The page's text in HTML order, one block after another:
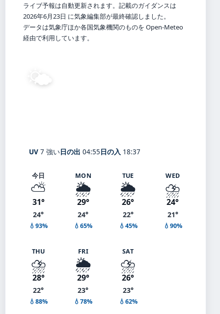
ライブ予報は自動更新されます。記載のガイダンスは
2026年6月23日 に気象編集部が最終確認しました。
データは気象庁ほか各国気象機関のものを Open-Meteo
経由で利用しています。
🌤️
UV 7 強い日の出 04:55日の入 18:37
今日
⛅
31°
24°
💧93%
MON
🌦️
29°
24°
💧65%
TUE
🌦️
26°
22°
💧45%
WED
⛈️
24°
21°
💧90%
THU
⛈️
28°
22°
💧88%
FRI
🌦️
29°
23°
💧78%
SAT
⛈️
26°
23°
💧62%